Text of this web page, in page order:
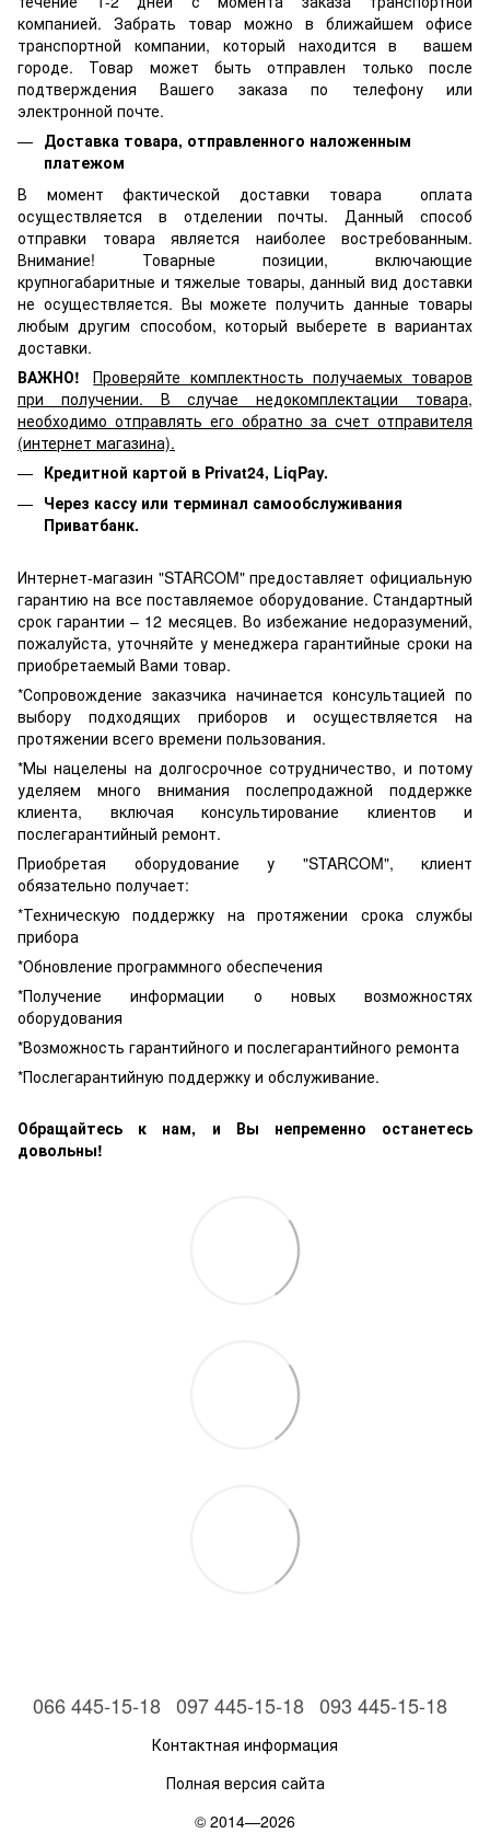
компанией. Забрать товар можно в ближайшем офисе
транспортной компании, который находится в вашем
городе. Товар может быть отправлен только после
подтверждения Вашего заказа по телефону или
электронной почте.
Доставка товара, отправленного наложенным
платежом
В момент фактической доставки товара оплата
осуществляется в отделении почты. Данный способ
отправки товара является наиболее востребованным.
Внимание! Товарные позиции, включающие
крупногабаритные и тяжелые товары, данный вид доставки
не осуществляется. Вы можете получить данные товары
любым другим способом, который выберете в вариантах
доставки.
ВАЖНО!
Проверяйте комплектность получаемых товаров
при получении. В случае недокомплектации товара,
необходимо отправлять его обратно за счет отправителя
(интернет магазина).
Кредитной картой в Privat24, LiqPay.
Через кассу или терминал самообслуживания
Приватбанк.
Интернет-магазин "STARCOM" предоставляет официальную
гарантию на все поставляемое оборудование. Стандартный
срок гарантии – 12 месяцев. Во избежание недоразумений,
пожалуйста, уточняйте у менеджера гарантийные сроки на
приобретаемый Вами товар.
*Сопровождение заказчика начинается консультацией по
выбору подходящих приборов и осуществляется на
протяжении всего времени пользования.
*Мы нацелены на долгосрочное сотрудничество, и потому
уделяем много внимания послепродажной поддержке
клиента, включая консультирование клиентов и
послегарантийный ремонт.
Приобретая оборудование у "STARCOM", клиент
обязательно получает:
*Техническую поддержку на протяжении срока службы
прибора
*Обновление программного обеспечения
*Получение информации о новых возможностях
оборудования
*Возможность гарантийного и послегарантийного ремонта
*Послегарантийную поддержку и обслуживание.
Обращайтесь к нам, и Вы непременно останетесь
довольны!
066 445-15-18 097 445-15-18 093 445-15-18
Контактная информация
Полная версия сайта
© 2014—2026